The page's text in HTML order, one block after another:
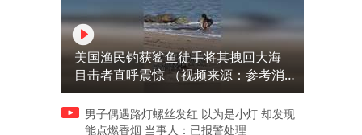
美国渔民钓获鲨鱼徒手将其拽回大海
目击者直呼震惊 （视频来源：参考消
息）
男子偶遇路灯螺丝发红 以为是小灯 却发现
能点燃香烟 当事人：已报警处理